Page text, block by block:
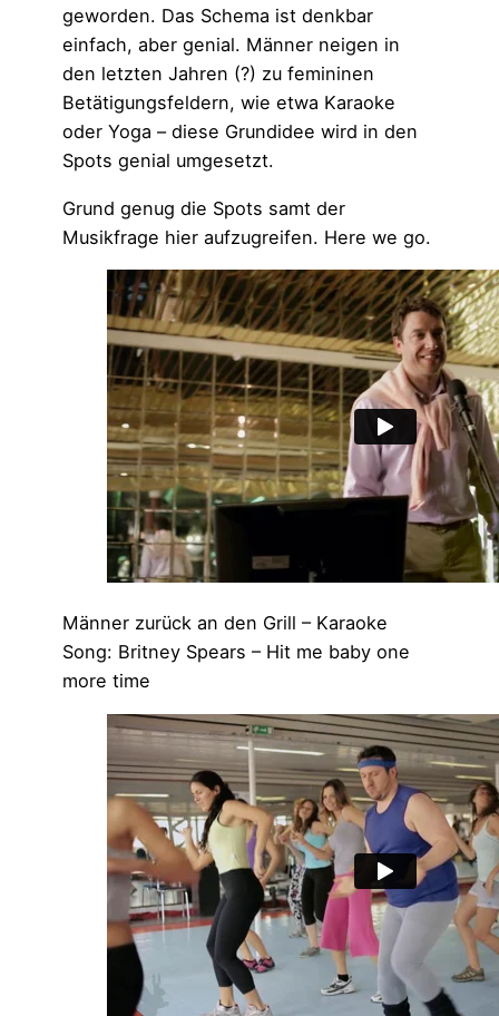
geworden. Das Schema ist denkbar
einfach, aber genial. Männer neigen in
den letzten Jahren (?) zu femininen
Betätigungsfeldern, wie etwa Karaoke
oder Yoga – diese Grundidee wird in den
Spots genial umgesetzt.
Grund genug die Spots samt der
Musikfrage hier aufzugreifen. Here we go.
Männer zurück an den Grill – Karaoke
Song: Britney Spears – Hit me baby one
more time